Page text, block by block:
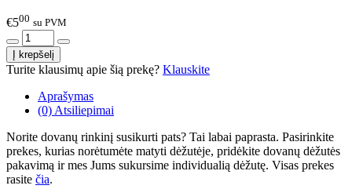
€500 su PVM
Turite klausimų apie šią prekę? Klauskite
Aprašymas
(0) Atsiliepimai
Norite dovanų rinkinį susikurti pats? Tai labai paprasta. Pasirinkite
prekes, kurias norėtumėte matyti dėžutėje, pridėkite dovanų dėžutės
pakavimą ir mes Jums sukursime individualią dėžutę. Visas prekes
rasite čia.